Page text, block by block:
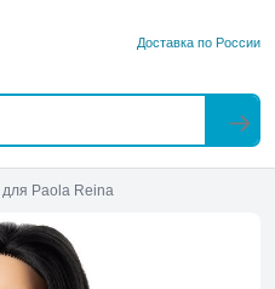
Доставка по России
Paola Reina